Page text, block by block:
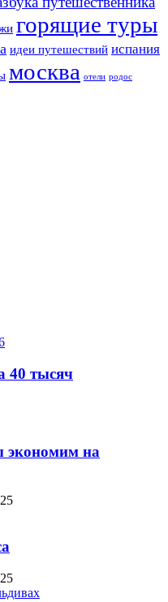
горящие туры
идеи путешествий испания
москва отели родос
40 тысяч
на